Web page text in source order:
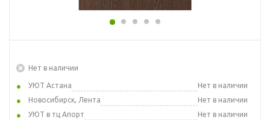
Нет в наличии
УЮТ Астана
Нет в наличии
Новосибирск, Лента
Нет в наличии
УЮТ в тц Апорт
Нет в наличии